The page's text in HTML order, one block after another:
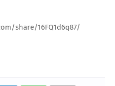
share/16FQ1d6q87/